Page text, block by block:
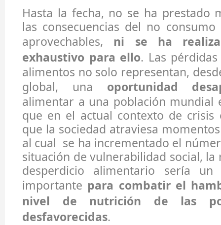
Hasta la fecha, no se ha prestado
las consecuencias del no
aprovechables, ni se ha
exhaustivo para ello. Las
alimentos no solo representan,
global, una oportunidad
alimentar a una población mundial
que en el actual contexto de crisis
que la sociedad atraviesa
al cual se ha incrementado el
situación de vulnerabilidad social, la
desperdicio alimentario sería un
importante para combatir el
nivel de nutrición de las
desfavorecidas.